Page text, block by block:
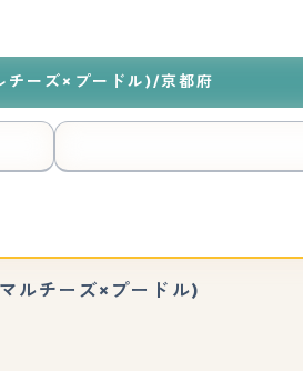
チーズ×プードル)/京都府
ルチーズ×プードル)